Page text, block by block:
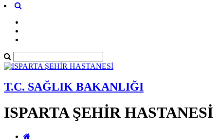
T.C. SAĞLIK BAKANLIĞI
ISPARTA ŞEHİR HASTANESİ